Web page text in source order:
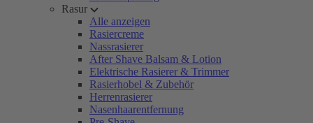
Rasur
Alle anzeigen
Rasiercreme
Nassrasierer
After Shave Balsam & Lotion
Elektrische Rasierer & Trimmer
Rasierhobel & Zubehör
Herrenrasierer
Nasenhaarentfernung